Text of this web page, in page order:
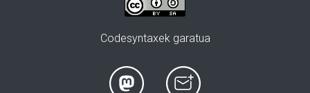
Codesyntaxek garatua